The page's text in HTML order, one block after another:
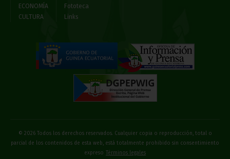
ECONOMÍA
CULTURA
Fototeca
Links
© 2026 Todos los derechos reservados. Cualquier copia o reproducción, total o
parcial de los contenidos de esta web, está totalmente prohibido sin consentimiento
expreso
Términos legales